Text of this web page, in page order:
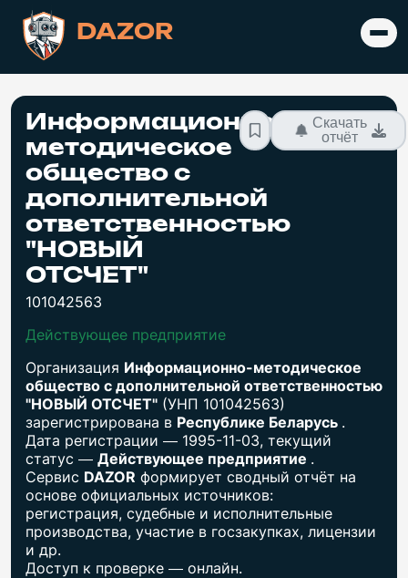
DAZOR
Информационно-
методическое
общество с
дополнительной
ответственностью
"НОВЫЙ
ОТСЧЕТ"
101042563
Скачать
отчёт
Действующее предприятие
Организация Информационно-методическое
общество с дополнительной ответственностью
"НОВЫЙ ОТСЧЕТ" (УНП 101042563)
зарегистрирована в Республике Беларусь .
Дата регистрации — 1995-11-03, текущий
статус — Действующее предприятие .
Сервис DAZOR формирует сводный отчёт на
основе официальных источников:
регистрация, судебные и исполнительные
производства, участие в госзакупках, лицензии
и др.
Доступ к проверке — онлайн.